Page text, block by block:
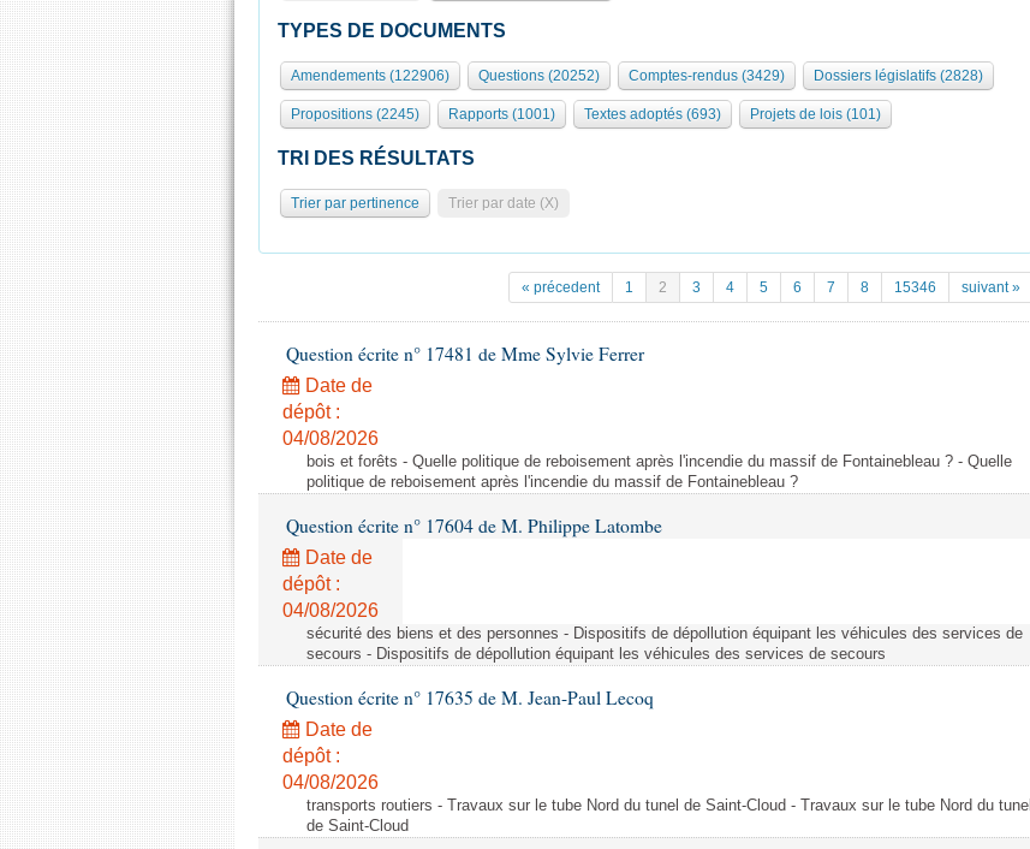
TYPES DE DOCUMENTS
Amendements (122906) Questions (20252) Comptes-rendus (3429) Dossiers législatifs (2828)
Propositions (2245) Rapports (1001) Textes adoptés (693) Projets de lois (101)
TRI DES RÉSULTATS
Trier par pertinence Trier par date (X)
« précedent 1 2 3 4 5 6 7 8 15346 suivant »
Question écrite n° 17481 de Mme Sylvie Ferrer
Date de
dépôt :
04/08/2026
bois et forêts - Quelle politique de reboisement après l'incendie du massif de Fontainebleau ? - Quelle
politique de reboisement après l'incendie du massif de Fontainebleau ?
Question écrite n° 17604 de M. Philippe Latombe
Date de
dépôt :
04/08/2026
sécurité des biens et des personnes - Dispositifs de dépollution équipant les véhicules des services de
secours - Dispositifs de dépollution équipant les véhicules des services de secours
Question écrite n° 17635 de M. Jean-Paul Lecoq
Date de
dépôt :
04/08/2026
transports routiers - Travaux sur le tube Nord du tunel de Saint-Cloud - Travaux sur le tube Nord du tunel
de Saint-Cloud